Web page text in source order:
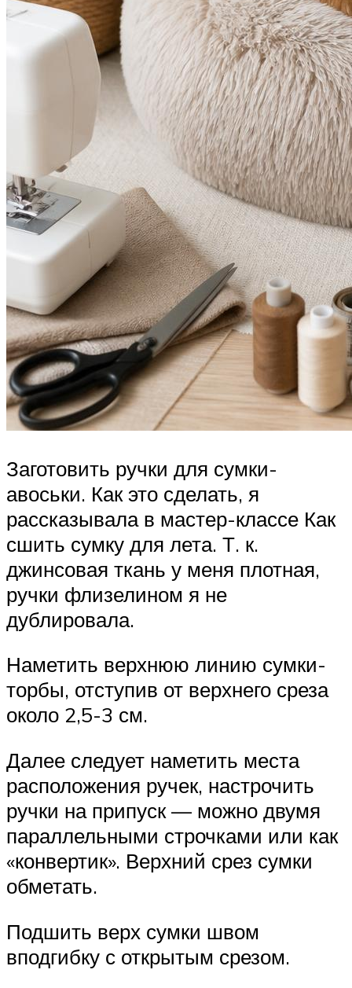
Заготовить ручки для сумки-
авоськи. Как это сделать, я
рассказывала в мастер-классе Как
сшить сумку для лета. Т. к.
джинсовая ткань у меня плотная,
ручки флизелином я не
дублировала.
Наметить верхнюю линию сумки-
торбы, отступив от верхнего среза
около 2,5-3 см.
Далее следует наметить места
расположения ручек, настрочить
ручки на припуск — можно двумя
параллельными строчками или как
«конвертик». Верхний срез сумки
обметать.
Подшить верх сумки швом
вподгибку с открытым срезом.